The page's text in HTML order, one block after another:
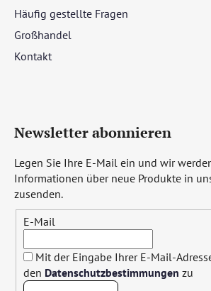
Häufig gestellte Fragen
Großhandel
Kontakt
Newsletter abonnieren
Legen Sie Ihre E-Mail ein und wir
Informationen über neue Produkte in
zusenden.
E-Mail
Mit der Eingabe Ihrer E-Mail-
den Datenschutzbestimmungen zu